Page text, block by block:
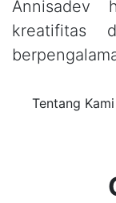
Annisadev
kreatifitas
Tentang Kami